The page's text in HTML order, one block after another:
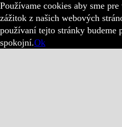
Používame cookies aby sme
zážitok z našich webových
používaní tejto stránky budeme
spokojní.Ok